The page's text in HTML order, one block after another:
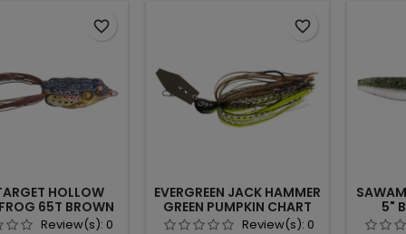
HOLLOW
65T BROWN
BLACKReview(s): 0
favorite_border
EVERGREEN JACK HAMMER
GREEN PUMPKIN CHART
040Review(s): 0
favorite_border
5"